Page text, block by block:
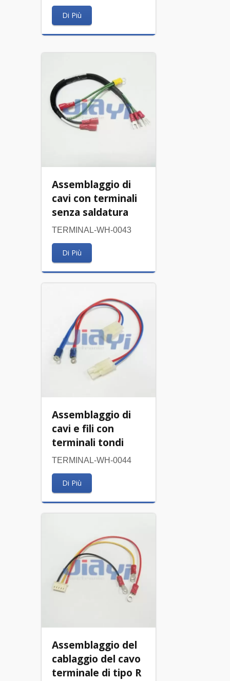
Di Più
Assemblaggio di
cavi con terminali
senza saldatura
TERMINAL-WH-0043
Di Più
Assemblaggio di
cavi e fili con
terminali tondi
TERMINAL-WH-0044
Di Più
Assemblaggio del
cablaggio del cavo
terminale di tipo R